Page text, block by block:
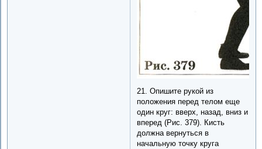
21. Опишите рукой из
положения перед телом еще
один круг: вверх, назад, вниз и
вперед (Рис. 379). Кисть
должна вернуться в
начальную точку круга